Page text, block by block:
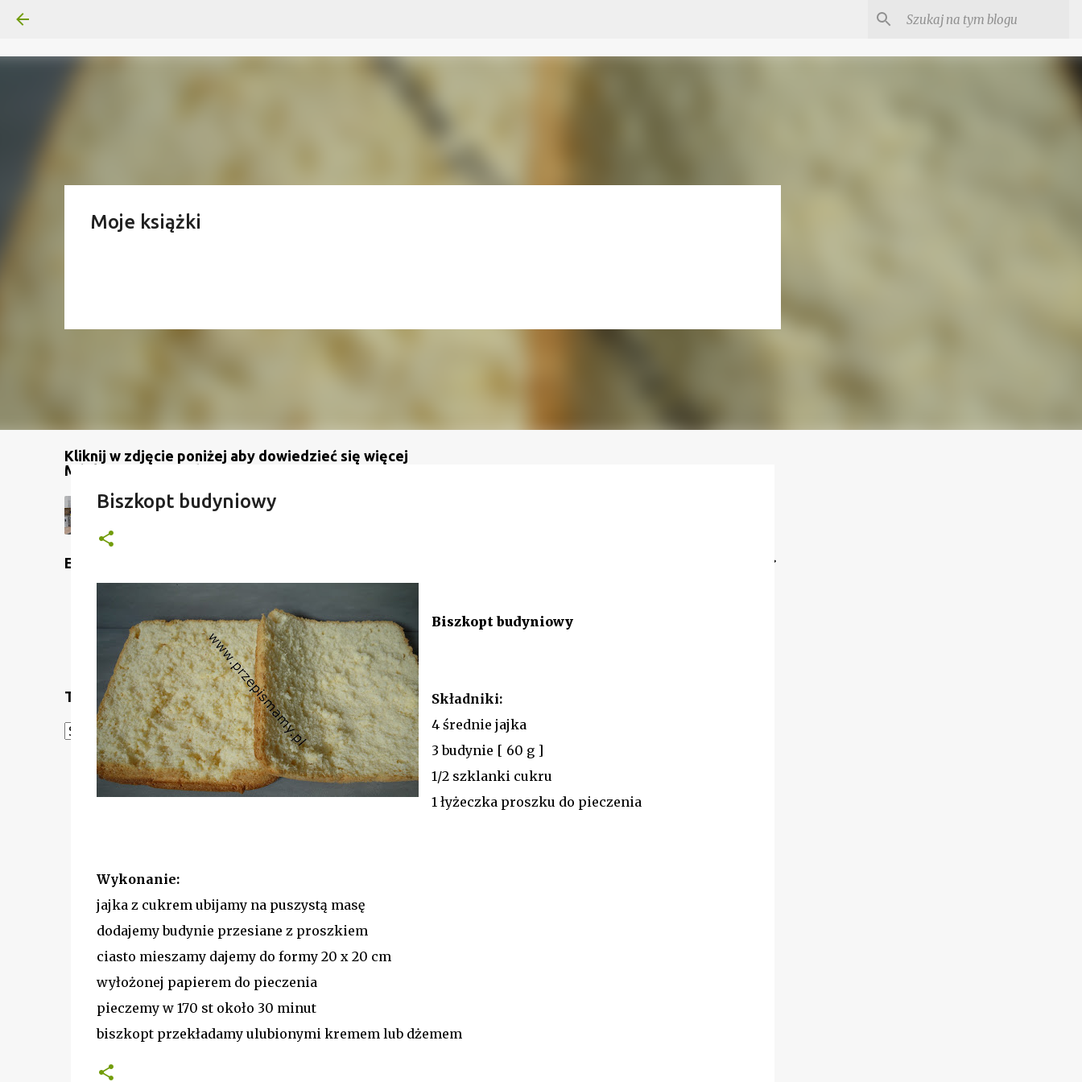
Kliknij w zdjęcie poniżej aby dowiedzieć się więcej
Moje książki
Mój kanał na YouTube
Etykiety
Translate
Powered by Translate
Biszkopt budyniowy
Biszkopt budyniowy
Składniki:
4 średnie jajka
3 budynie [ 60 g ]
1/2 szklanki cukru
1 łyżeczka proszku do pieczenia
Wykonanie:
jajka z cukrem ubijamy na puszystą masę
dodajemy budynie przesiane z proszkiem
ciasto mieszamy dajemy do formy 20 x 20 cm
wyłożonej papierem do pieczenia
pieczemy w 170 st około 30 minut
biszkopt przekładamy ulubionymi kremem lub dżemem